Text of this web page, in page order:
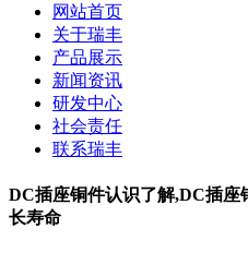
网站首页
关于瑞丰
产品展示
新闻资讯
研发中心
社会责任
联系瑞丰
DC插座铜件认识了解,DC插
长寿命